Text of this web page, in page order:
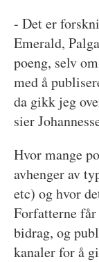
- Det er
Emerald,
poeng, selv
med å
da gikk jeg
sier
Hvor mange
avhenger av
etc) og hvor
Forfatterne får
bidrag, og
kanaler for å